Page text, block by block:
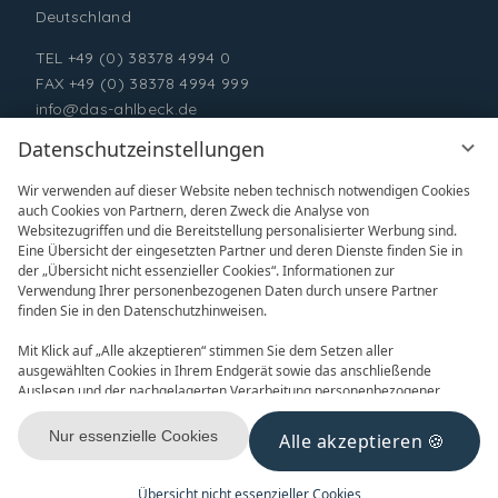
Datenschutzeinstellungen
Wir verwenden auf dieser Website neben technisch notwendigen Cookies
auch Cookies von Partnern, deren Zweck die Analyse von
Websitezugriffen und die Bereitstellung personalisierter Werbung sind.
Eine Übersicht der eingesetzten Partner und deren Dienste finden Sie in
der „Übersicht nicht essenzieller Cookies“. Informationen zur
Verwendung Ihrer personenbezogenen Daten durch unsere Partner
finden Sie in den Datenschutzhinweisen.
Mit Klick auf „Alle akzeptieren“ stimmen Sie dem Setzen aller
ausgewählten Cookies in Ihrem Endgerät sowie das anschließende
Auslesen und der nachgelagerten Verarbeitung personenbezogener
Daten (z.B. Ihrer IP-Adresse) durch uns und unseren Partnern zu. Falls
Sie damit nicht einverstanden sind, klicken Sie bitte auf „Nur essenzielle
Cookies“. Eine individuelle Auswahl können Sie unter „Übersicht nicht
essenzieller Cookies“ tätigen. Sie können Ihre Auswahl im Fußbereich
dieser Website oder in den Datenschutzhinweisen jederzeit aufrufen und
Alle akzeptieren
Nur essenzielle Cookies
Übersicht nicht essenzieller Cookies
Deutschland
TEL +49 (0) 38378 4994 0
FAX +49 (0) 38378 4994 999
info@das-ahlbeck.de
ONLINE BUCHEN ANFRAGEN
GUTSCHEINE NEWSLETTER